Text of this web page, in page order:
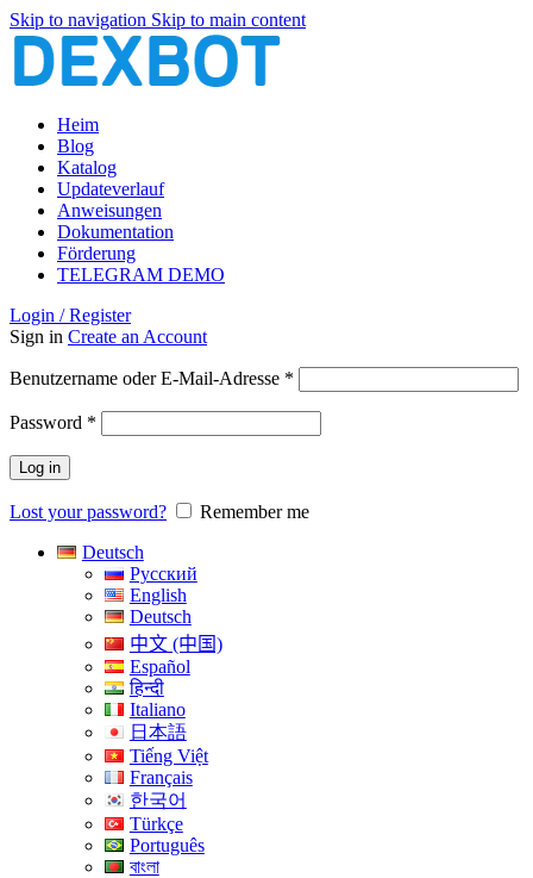
Skip to navigation Skip to main content
Heim
Blog
Katalog
Updateverlauf
Anweisungen
Dokumentation
Förderung
TELEGRAM DEMO
Login / Register
Sign in Create an Account
Benutzername oder E-Mail-Adresse *
Password *
Log in
Lost your password?
Remember me
Deutsch
Русский
English
Deutsch
中文 (中国)
Español
हिन्दी
Italiano
日本語
Tiếng Việt
Français
한국어
Türkçe
Português
বাংলা